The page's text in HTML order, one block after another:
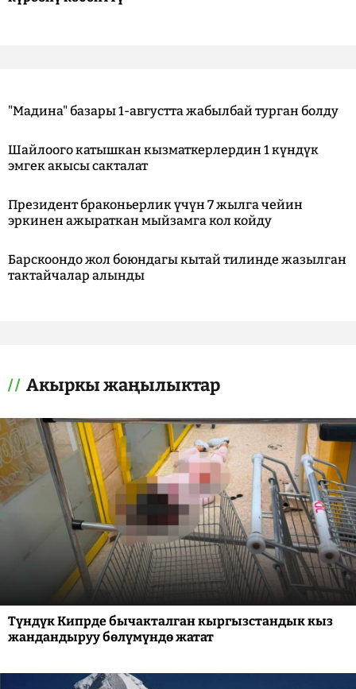
"Мадина" базары 1-августта жабылбай турган болду
Шайлоого катышкан кызматкерлердин 1 күндүк
эмгек акысы сакталат
Президент браконьерлик үчүн 7 жылга чейин
эркинен ажыраткан мыйзамга кол койду
Барскоондо жол боюндагы кытай тилинде жазылган
тактайчалар алынды
Акыркы жаңылыктар
Түндүк Кипрде бычакталган кыргызстандык кыз
жандандыруу бөлүмүндө жатат